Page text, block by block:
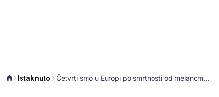
Istaknuto Četvrti smo u Europi po smrtnosti od melanoma, a upravo zato će se provoditi i akcija pregleda